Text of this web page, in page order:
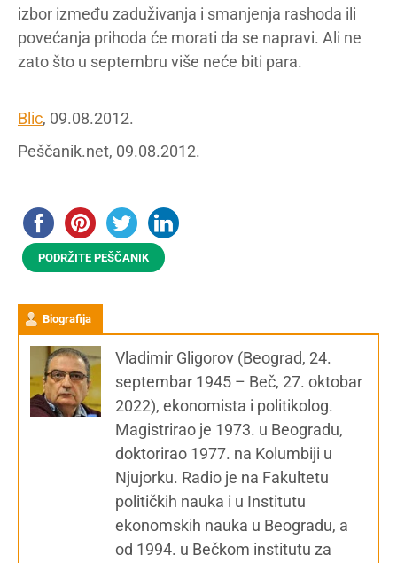
izbor između zaduživanja i smanjenja rashoda ili
povećanja prihoda će morati da se napravi. Ali ne
zato što u septembru više neće biti para.
Blic, 09.08.2012.
Peščanik.net, 09.08.2012.
PODRŽITE PEŠČANIK
Biografija
Vladimir Gligorov (Beograd, 24.
septembar 1945 – Beč, 27. oktobar
2022), ekonomista i politikolog.
Magistrirao je 1973. u Beogradu,
doktorirao 1977. na Kolumbiji u
Njujorku. Radio je na Fakultetu
političkih nauka i u Institutu
ekonomskih nauka u Beogradu, a
od 1994. u Bečkom institutu za